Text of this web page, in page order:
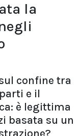
la
confine tra
e il
è legittima
basata su un